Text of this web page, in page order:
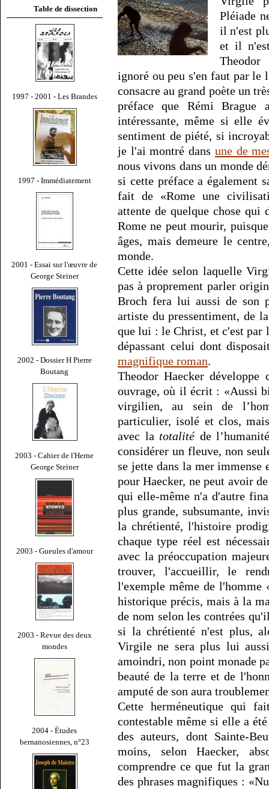
Table de dissection
1997 - 2001 - Les Brandes
1997 - Immédiatement
2001 - Essai sur l'œuvre de
George Steiner
2002 - Dossier H Pierre
Boutang
2003 - Cahier de l'Herne
George Steiner
2003 - Gueules d'amour
2003 - Revue des deux
mondes
2004 - Études
bernanosiennes, n°23
Pléiade
il n'est
et il
ignoré ou peu s'en faut par le
consacre au grand poète un
préface que Rémi
intéressante, même si elle
sentiment de piété, si
je l'ai montré dans une de
nous vivons dans un monde
si cette préface a également
fait de «Rome une
attente de quelque chose
Rome ne peut mourir,
âges, mais demeure le
monde.
Cette idée selon laquelle
pas à proprement parler
Broch fera lui aussi de son
artiste du pressentiment, de
que lui : le Christ, et c'est par
dépassant celui dont
magnifique roman.
Theodor Haecker développe
ouvrage, où il écrit : «Aussi
virgilien, au sein de
particulier, isolé et clos,
avec la totalité de
considérer un fleuve, non
se jette dans la mer
pour Haecker, ne peut avoir
qui elle-même n'a d'autre
plus grande, subsumante,
la chrétienté, l'histoire
chaque type réel est
avec la préoccupation
trouver, l'accueillir, le
l'exemple même de l'homme
historique précis, mais à la
de nom selon les contrées
si la chrétienté n'est plus,
Virgile ne sera plus lui
amoindri, non point monade
beauté de la terre et de
amputé de son aura
Cette herméneutique qui
contestable même si elle a
des auteurs, dont Sainte-
moins, selon Haecker,
comprendre ce que fut la
des phrases magnifiques :